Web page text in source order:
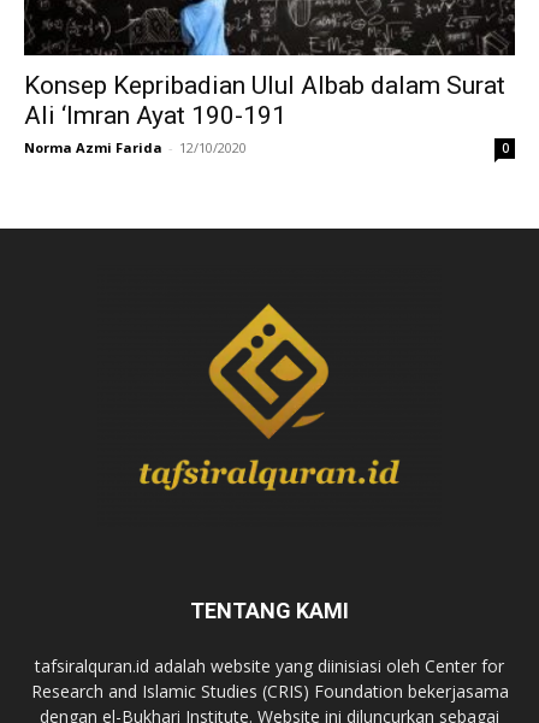
Konsep Kepribadian Ulul Albab dalam Surat
Ali ‘Imran Ayat 190-191
Norma Azmi Farida - 12/10/2020 0
TENTANG KAMI
tafsiralquran.id adalah website yang diinisiasi oleh Center for
Research and Islamic Studies (CRIS) Foundation bekerjasama
dengan el-Bukhari Institute. Website ini diluncurkan sebagai